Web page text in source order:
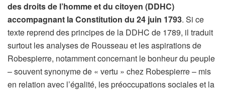
des droits de l’homme et du citoyen (DDHC)
accompagnant la Constitution du 24 juin 1793. Si ce
texte reprend des principes de la DDHC de 1789, il traduit
surtout les analyses de Rousseau et les aspirations de
Robespierre, notamment concernant le bonheur du peuple
– souvent synonyme de « vertu » chez Robespierre – mis
en relation avec l’égalité, les préoccupations sociales et la